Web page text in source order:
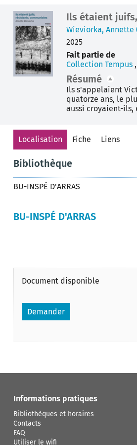
Détail
document
Ils étaient
Wieviorka, Annette
2025
Fait partie de
Collection Tempus,
Résumé
Ils s'appelaient
quatorze ans, le
aussi croyaient-ils,
Localisation Fiche Liens
Bibliothèque
BU-INSPÉ D'ARRAS
BU-INSPÉ D'ARRAS
Document disponible
Demander
Informations pratiques
Bibliothèques et horaires
Contacts
FAQ
Utiliser le wifi